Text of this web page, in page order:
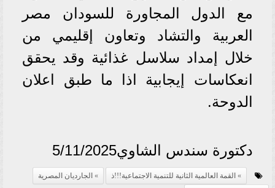
مع الدول المجاورة للسودان مصر
العربية والتشاد وتعاون إقليمي من
خلال إمداد سلاسل غذائية وقد يحقق
انعكاسات إيجابية اذا ما طبق اعلان
الدوحة.
دكتورة سندس الشاوي5/11/2025
القمة العالمية الثانية للتنمية الاجتماعية!!!ذ الجارديان المصرية